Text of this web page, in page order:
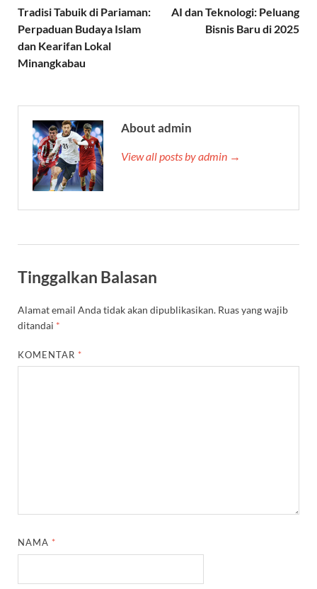
Tradisi Tabuik di Pariaman:
Perpaduan Budaya Islam
dan Kearifan Lokal
Minangkabau
AI dan Teknologi: Peluang
Bisnis Baru di 2025
About admin
View all posts by admin →
Tinggalkan Balasan
Alamat email Anda tidak akan dipublikasikan. Ruas yang wajib
ditandai *
KOMENTAR *
NAMA *